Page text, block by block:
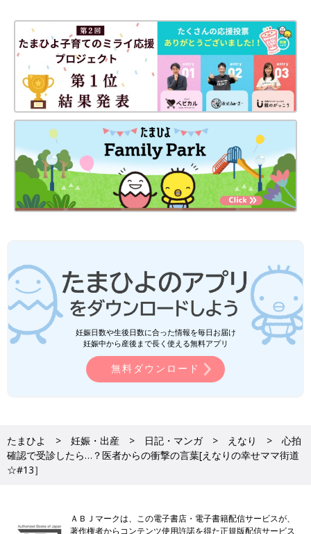
妊娠日数や生後日数に合った情報を毎日お届け
妊娠中から産後まで長く使える無料アプリ
無料ダウンロード
たまひよ 妊娠・出産 日記・マンガ えなり
心拍
確認で受診したら…？医者からの衝撃の言葉[えなりの幸せママ街道
☆#13］
ＡＢＪマークは、この電子書店・電子書籍配信サービスが、
著作権者からコンテンツ使用許諾を得た正規版配信サービス